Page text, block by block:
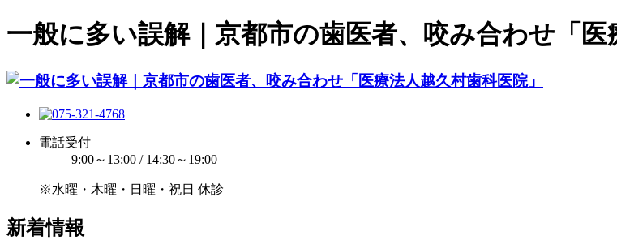
一般に多い誤解｜京都市の歯医者、咬み合わせ「医
電話受付
9:00～13:00 / 14:30～19:00
※水曜・木曜・日曜・祝日 休診
新着情報